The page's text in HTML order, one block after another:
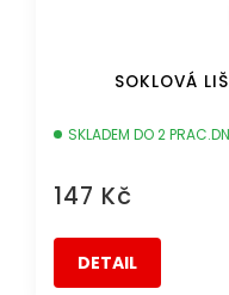
SOKLOVÁ
SKLADEM DO 2
147 Kč
DETAIL